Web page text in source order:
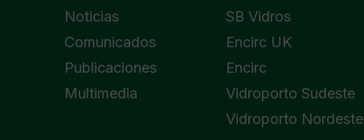
Noticias
Comunicados
Publicaciones
Multimedia
SB Vidros
Encirc UK
Encirc
Vidroporto Sudeste
Vidroporto Nordeste